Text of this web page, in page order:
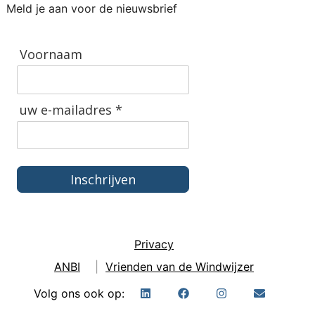
Meld je aan voor de nieuwsbrief
Voornaam
uw e-mailadres *
Inschrijven
Privacy
ANBI
Vrienden van de Windwijzer
Volg ons ook op: